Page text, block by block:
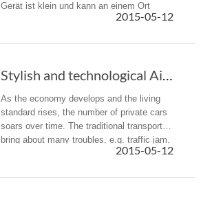
Gerät ist klein und kann an einem Ort
verstaut werden, ohne dabei viel Platz.
2015-05-12
Stylish and technological Airwheel electric unicycle
As the economy develops and the living
standard rises, the number of private cars
soars over time. The traditional transports
bring about many troubles, e.g. traffic jam.
What is worse, the exhaust from private
2015-05-12